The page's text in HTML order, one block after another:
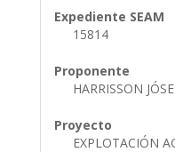
Expediente SEAM
15814
Proponente
HARRISSON
Proyecto
EXPLOTACIÓN